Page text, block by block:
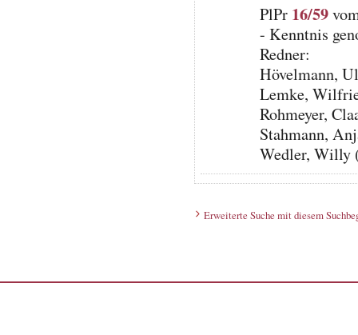
PlPr 16/59
- Kenntnis
Redner:
Hövelmann,
Lemke,
Rohmeyer,
Stahmann,
Wedler, Willy
Erweiterte Suche mit diesem